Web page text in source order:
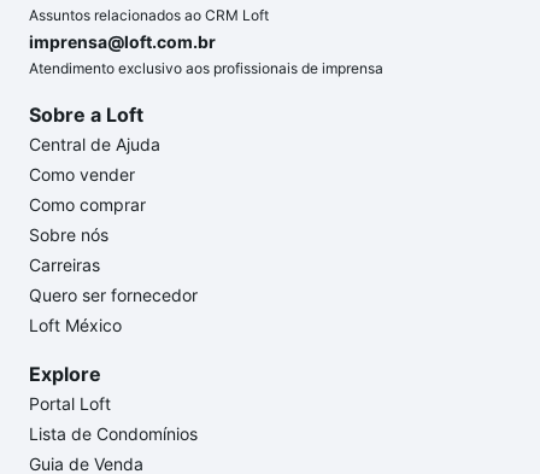
Assuntos relacionados ao CRM Loft
imprensa@loft.com.br
Atendimento exclusivo aos profissionais de imprensa
Sobre a Loft
Central de Ajuda
Como vender
Como comprar
Sobre nós
Carreiras
Quero ser fornecedor
Loft México
Explore
Portal Loft
Lista de Condomínios
Guia de Venda